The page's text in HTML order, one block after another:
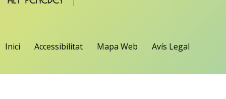
Inici Accessibilitat Mapa Web Avís Legal